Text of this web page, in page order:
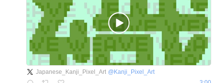
Japanese_Kanji_Pixel_Art @ Kanji_Pixel_Art